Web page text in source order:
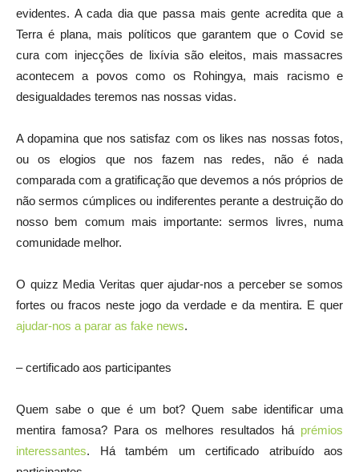
evidentes. A cada dia que passa mais gente acredita que a
Terra é plana, mais políticos que garantem que o Covid se
cura com injecções de lixívia são eleitos, mais massacres
acontecem a povos como os Rohingya, mais racismo e
desigualdades teremos nas nossas vidas.
A dopamina que nos satisfaz com os likes nas nossas fotos,
ou os elogios que nos fazem nas redes, não é nada
comparada com a gratificação que devemos a nós próprios de
não sermos cúmplices ou indiferentes perante a destruição do
nosso bem comum mais importante: sermos livres, numa
comunidade melhor.
O quizz Media Veritas quer ajudar-nos a perceber se somos
fortes ou fracos neste jogo da verdade e da mentira. E quer
ajudar-nos a parar as fake news.
– certificado aos participantes
Quem sabe o que é um bot? Quem sabe identificar uma
mentira famosa? Para os melhores resultados há prémios
interessantes. Há também um certificado atribuído aos